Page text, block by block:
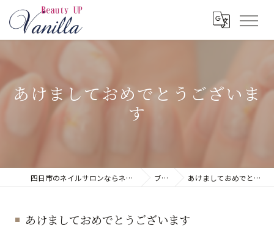
あけましておめでとうございま
す
四日市のネイルサロンならネイルサロン Vanilla ブログ あけましておめでとうございます
あけましておめでとうございます